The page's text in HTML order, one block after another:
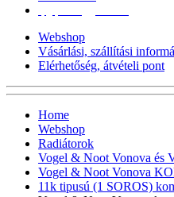
Webshop
Vásárlási, szállítási
Elérhetőség, átvételi pont
Home
Webshop
Radiátorok
Vogel & Noot Vonova és
Vogel & Noot Vonova
11k tipusú (1 SOROS)